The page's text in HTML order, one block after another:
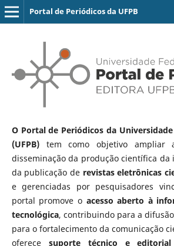
Portal de Periódicos da UFPB
O Portal de Periódicos da
(UFPB)tem como objetivo ampliar
disseminação da produção científica
da publicação de revistas eletrônicas
e gerenciadas por pesquisadores
portal promove o acesso aberto à
tecnológica, contribuindo para a
para o fortalecimento da comunicação
oferece suporte técnico e